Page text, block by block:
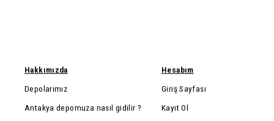
Hakkımızda
Depolarımız
Antakya depomuza nasıl gidilir ?
Hesabım
Giriş Sayfası
Kayıt Ol